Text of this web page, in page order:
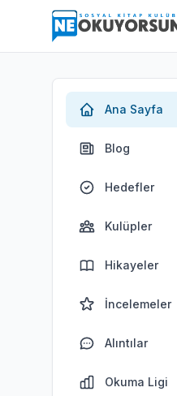
Ana Sayfa
Blog
Hedefler
Kulüpler
Hikayeler
İncelemeler
Alıntılar
Okuma Ligi